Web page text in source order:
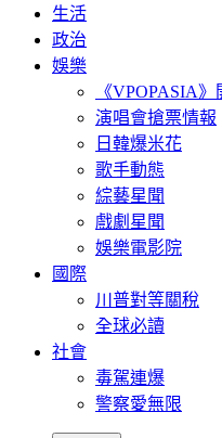
生活
政治
娛樂
《VPOPASIA》
演唱會搶票情報
日韓爆米花
歌手動態
綜藝星聞
戲劇星聞
娛樂電影院
國際
川普對等關稅
全球必讀
社會
毒駕連爆
警察愛無限